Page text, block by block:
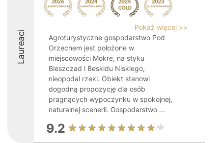
Laureaci
Pokaż więcej >>
Agroturystyczne gospodarstwo Pod
Orzechem jest położone w
miejscowości Mokre, na styku
Bieszczad i Beskidu Niskiego,
nieopodal rzeki. Obiekt stanowi
dogodną propozycję dla osób
pragnących wypoczynku w spokojnej,
naturalnej scenerii. Gospodarstwo ...
9.2